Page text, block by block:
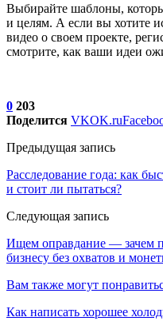
Выбирайте шаблоны,
и целям. А если вы хотите
видео о своем проекте,
смотрите, как ваши идеи
0 203
Поделится VKOK.ru
Предыдущая запись
Расследование года: как
и стоит ли пытаться?
Следующая запись
Ищем оправдание — зачем
бизнесу без охватов и
Вам также могут
Как написать хорошее